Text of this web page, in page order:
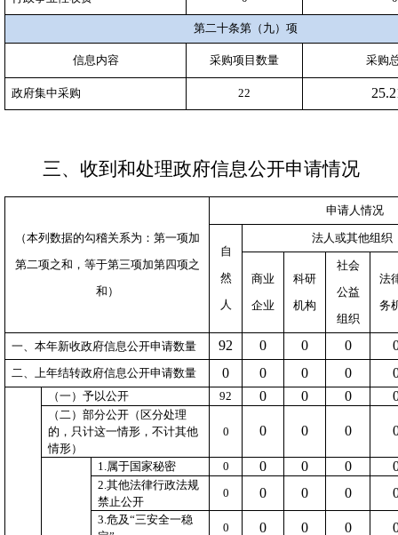
第二十条第（九）项
信息内容 采购项目数量 采购
政府集中采购 22
三、收到和处理政府信息公开申请情况
（本列数据的勾稽关系为：第一项加
第二项之和，等于第三项加第四项之
和）
申请人情况
自
然
人
法人或其他组织
商业
企业
科研
机构
社会
公益
组织
法
务
一、本年新收政府信息公开申请数量 92 0 0 0
二、上年结转政府信息公开申请数量 0 0 0 0
（一）予以公开 92 0 0 0
（二）部分公开（区分处理
的，只计这一情形，不计其他
情形）
0 0 0 0
1. 属于国家秘密 0 0 0 0
2. 其他法律行政法规
禁止公开
0 0 0 0
3. 危及“三安全一稳
0 0 0 0